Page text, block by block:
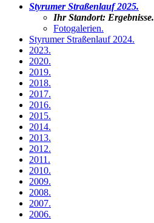
Styrumer Straßenlauf 2025.
Ihr Standort: Ergebnisse.
Fotogalerien.
Styrumer Straßenlauf 2024.
2023.
2020.
2019.
2018.
2017.
2016.
2015.
2014.
2013.
2012.
2011 .
2010.
2009.
2008.
2007.
2006.